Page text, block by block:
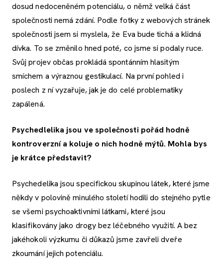
dosud nedoceněném potenciálu, o němž velká část
společnosti nemá zdání. Podle fotky z webových stránek
společnosti jsem si myslela, že Eva bude tichá a klidná
dívka. To se změnilo hned poté, co jsme si podaly ruce.
Svůj projev občas prokládá spontánním hlasitým
smíchem a výraznou gestikulací. Na první pohled i
poslech z ní vyzařuje, jak je do celé problematiky
zapálená.
Psychedlelika jsou ve společnosti pořád hodně
kontroverzní a koluje o nich hodně mýtů. Mohla bys
je krátce představit?
Psychedelika jsou specifickou skupinou látek, které jsme
někdy v polovině minulého století hodili do stejného pytle
se všemi psychoaktivními látkami, které jsou
klasifikovány jako drogy bez léčebného využití. A bez
jakéhokoli výzkumu či důkazů jsme zavřeli dveře
zkoumání jejich potenciálu.